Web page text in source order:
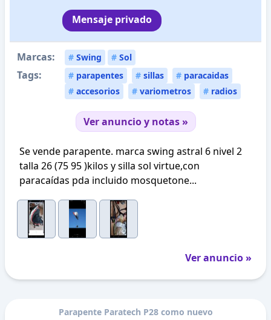
Mensaje privado
Marcas: # Swing # Sol
Tags: # parapentes # sillas # paracaidas
# accesorios # variometros # radios
Ver anuncio y notas »
Se vende parapente. marca swing astral 6 nivel 2
talla 26 (75 95 )kilos y silla sol virtue,con
paracaídas pda incluido mosquetone...
Ver anuncio »
Parapente Paratech P28 como nuevo